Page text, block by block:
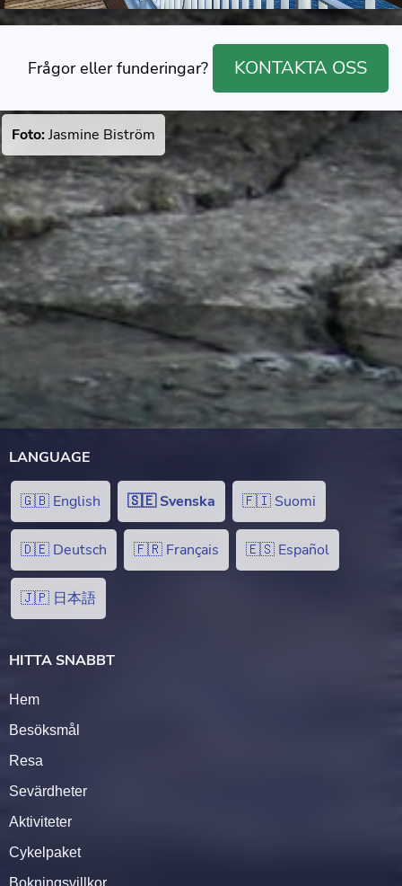
Frågor eller funderingar? KONTAKTA OSS
Foto:Jasmine Biström
LANGUAGE
🇬🇧 English 🇸🇪 Svenska 🇫🇮 Suomi
🇩🇪 Deutsch 🇫🇷 Français 🇪🇸 Español
🇯🇵 日本語
HITTA SNABBT
Hem
Besöksmål
Resa
Sevärdheter
Aktiviteter
Cykelpaket
Bokningsvillkor